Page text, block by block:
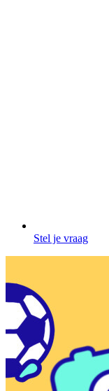
Stel je vraag